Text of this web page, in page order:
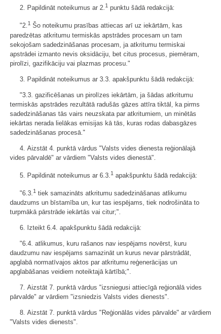
2. Papildināt noteikumus ar 2.1 punktu šādā redakcijā:
"2.1 Šo noteikumu prasības attiecas arī uz iekārtām, kas
paredzētas atkritumu termiskās apstrādes procesam un tam
sekojošam sadedzināšanas procesam, ja atkritumu termiskai
apstrādei izmanto nevis oksidāciju, bet citus procesus, piemēram,
pirolīzi, gazifikāciju vai plazmas procesu."
3. Papildināt noteikumus ar 3.3. apakšpunktu šādā redakcijā:
"3.3. gazificēšanas un pirolīzes iekārtām, ja šādas atkritumu
termiskās apstrādes rezultātā radušās gāzes attīra tiktāl, ka pirms
sadedzināšanas tās vairs neuzskata par atkritumiem, un minētās
iekārtas nerada lielākas emisijas kā tās, kuras rodas dabasgāzes
sadedzināšanas procesā."
4. Aizstāt 4. punktā vārdus "Valsts vides dienesta reģionālajā
vides pārvaldē" ar vārdiem "Valsts vides dienestā".
5. Papildināt noteikumus ar 6.3. 1 apakšpunktu šādā redakcijā:
"6.3.1 tiek samazināts atkritumu sadedzināšanas atlikumu
daudzums un bīstamība un, kur tas iespējams, tiek nodrošināta to
turpmākā pārstrāde iekārtās vai citur;".
6. Izteikt 6.4. apakšpunktu šādā redakcijā:
"6.4. atlikumus, kuru rašanos nav iespējams novērst, kuru
daudzumu nav iespējams samazināt un kurus nevar pārstrādāt,
apglabā normatīvajos aktos par atkritumu reģenerācijas un
apglabāšanas veidiem noteiktajā kārtībā;".
7. Aizstāt 7. punktā vārdus "izsniegusi attiecīgā reģionālā vides
pārvalde" ar vārdiem "izsniedzis Valsts vides dienests".
8. Aizstāt 7. punktā vārdus "Reģionālās vides pārvalde" ar vārdiem
"Valsts vides dienests".